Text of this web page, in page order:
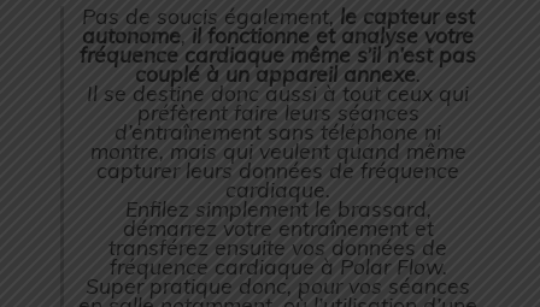
Pas de soucis également, le capteur est
autonome, il fonctionne et analyse votre
fréquence cardiaque même s’il n’est pas
couplé à un appareil annexe.
Il se destine donc aussi à tout ceux qui
préfèrent faire leurs séances
d’entraînement sans téléphone ni
montre, mais qui veulent quand même
capturer leurs données de fréquence
cardiaque.
Enfilez simplement le brassard,
démarrez votre entraînement et
transférez ensuite vos données de
fréquence cardiaque à Polar Flow.
Super pratique donc, pour vos séances